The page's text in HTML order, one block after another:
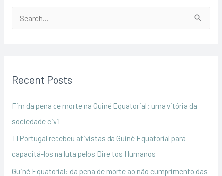
c
:
Recent Posts
Fim da pena de morte na Guiné Equatorial: uma vitória da
sociedade civil
TI Portugal recebeu ativistas da Guiné Equatorial para
capacitá-los na luta pelos Direitos Humanos
Guiné Equatorial: da pena de morte ao não cumprimento das